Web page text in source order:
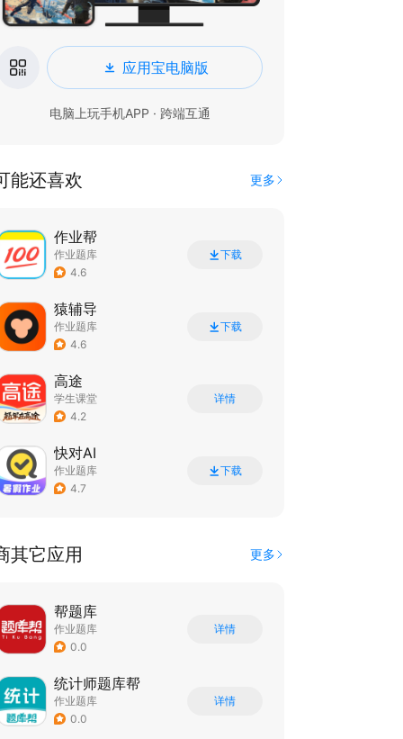
应用宝电脑版
电脑上玩手机APP · 跨端互通
能还喜欢 更多
作业帮
作业题库
4.6
下载
猿辅导
作业题库
4.6
下载
高途
学生课堂
4.2
详情
快对AI
作业题库
4.7
下载
其它应用 更多
帮题库
作业题库
0.0
详情
统计师题库帮
作业题库
0.0
详情